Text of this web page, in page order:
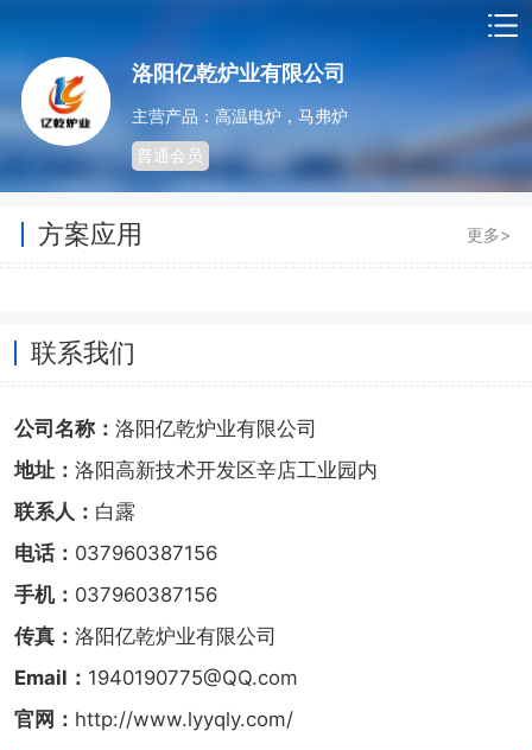
洛阳亿乾炉业有限公司
主营产品：高温电炉，马弗炉
普通会员
方案应用 更多>
联系我们
公司名称： 洛阳亿乾炉业有限公司
地址： 洛阳高新技术开发区辛店工业园内
联系人： 白露
电话： 037960387156
手机： 037960387156
传真： 洛阳亿乾炉业有限公司
Email： 1940190775@QQ.com
官网： http://www.lyyqly.com/